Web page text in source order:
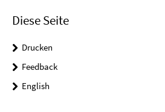
Diese Seite
Drucken
Feedback
English